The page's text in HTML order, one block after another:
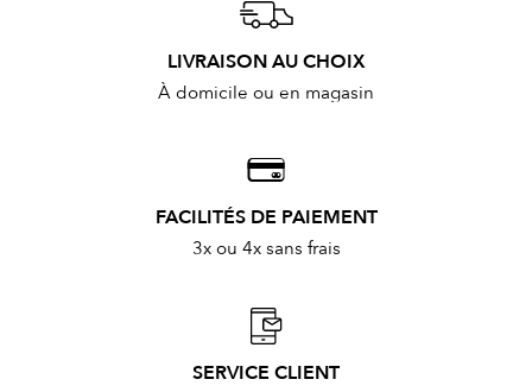
LIVRAISON AU CHOIX
À domicile ou en magasin
FACILITÉS DE PAIEMENT
3x ou 4x sans frais
SERVICE CLIENT